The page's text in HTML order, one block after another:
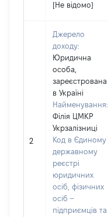
[Не відомо]
2
Джерело
доходу:
Юридична
особа,
зареєстрована
в Україні
Найменування:
Філія ЦМКР
Укрзалізниці
Код в Єдиному
державному
реєстрі
юридичних
осіб, фізичних
осіб –
підприємців та